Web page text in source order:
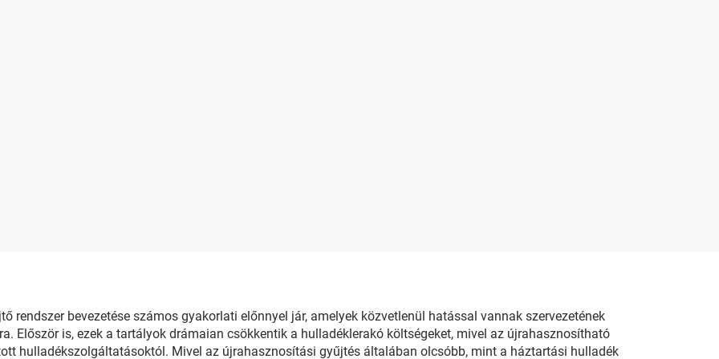
rendszer bevezetése számos gyakorlati előnnyel jár, amelyek közvetlenül hatással vannak szervezetének
Először is, ezek a tartályok drámaian csökkentik a hulladéklerakó költségeket, mivel az újrahasznosítható
hulladékszolgáltatásoktól. Mivel az újrahasznosítási gyűjtés általában olcsóbb, mint a háztartási hulladék